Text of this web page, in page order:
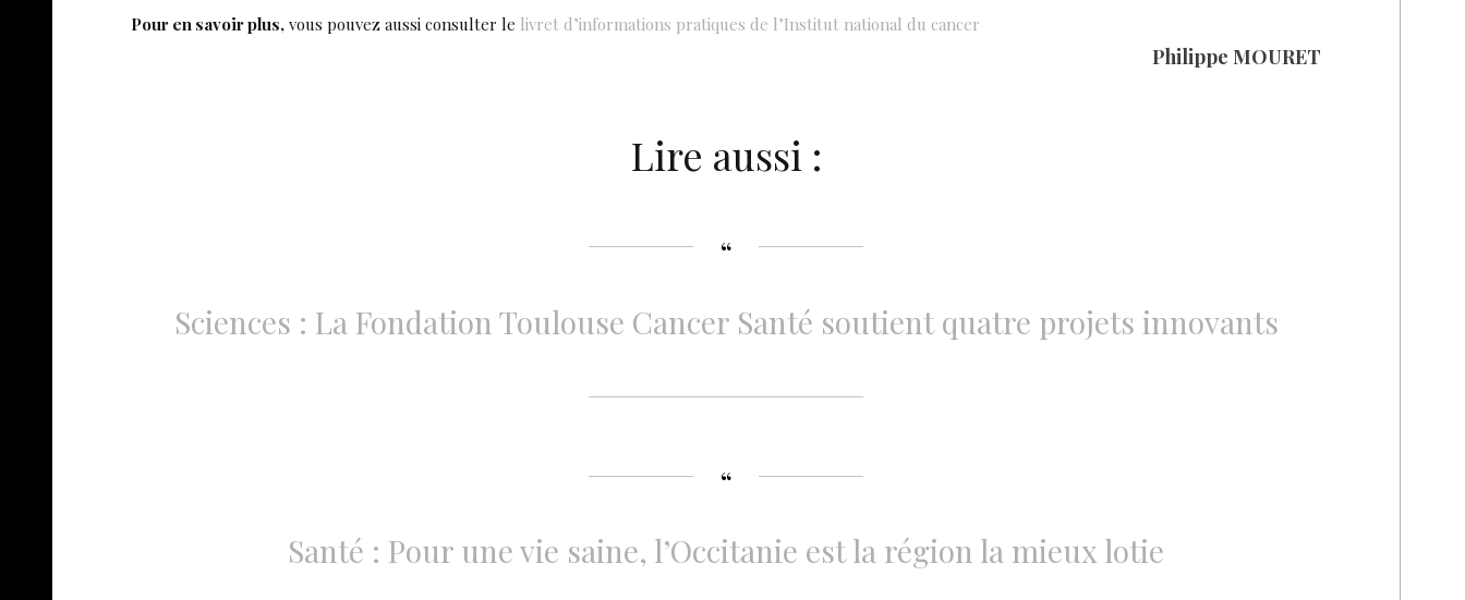
Pour en savoir plus, vous pouvez aussi consulter le livret d’informations pratiques de l’Institut national du cancer
Philippe MOURET
Lire aussi :
Sciences : La Fondation Toulouse Cancer Santé soutient quatre projets innovants
Santé : Pour une vie saine, l’Occitanie est la région la mieux lotie